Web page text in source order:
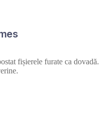
fișierele furate ca